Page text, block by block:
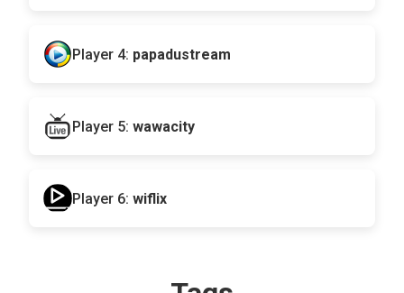
Player 4: papadustream
Player 5: wawacity
Player 6: wiflix